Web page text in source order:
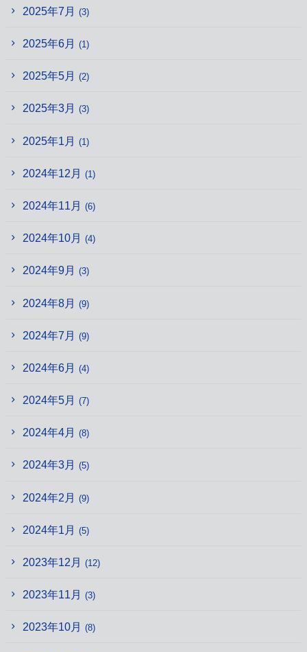
2025年7月 (3)
2025年6月 (1)
2025年5月 (2)
2025年3月 (3)
2025年1月 (1)
2024年12月 (1)
2024年11月 (6)
2024年10月 (4)
2024年9月 (3)
2024年8月 (9)
2024年7月 (9)
2024年6月 (4)
2024年5月 (7)
2024年4月 (8)
2024年3月 (5)
2024年2月 (9)
2024年1月 (5)
2023年12月 (12)
2023年11月 (3)
2023年10月 (8)